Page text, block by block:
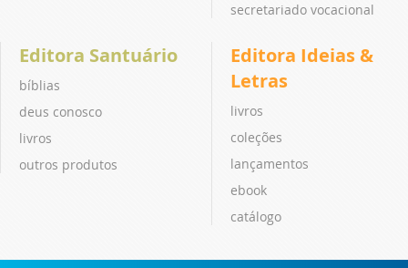
secretariado vocacional
Editora Santuário
bíblias
deus conosco
livros
outros produtos
Editora Ideias &
Letras
livros
coleções
lançamentos
ebook
catálogo